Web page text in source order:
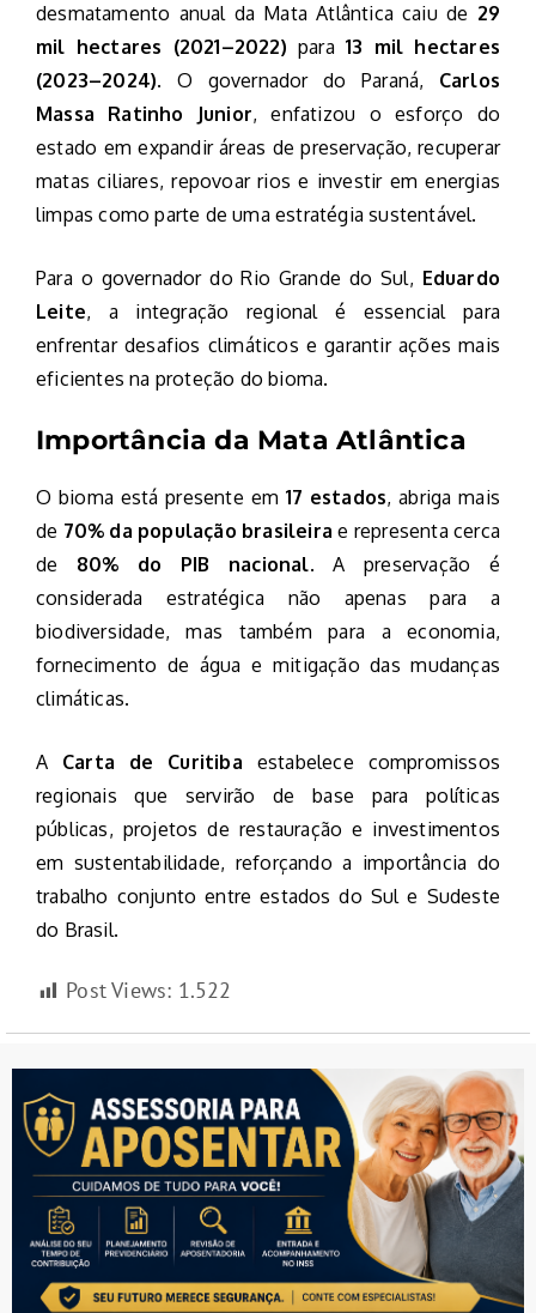
desmatamento anual da Mata Atlântica caiu de 29
mil hectares (2021–2022) para 13 mil hectares
(2023–2024). O governador do Paraná, Carlos
Massa Ratinho Junior, enfatizou o esforço do
estado em expandir áreas de preservação, recuperar
matas ciliares, repovoar rios e investir em energias
limpas como parte de uma estratégia sustentável.
Para o governador do Rio Grande do Sul, Eduardo
Leite, a integração regional é essencial para
enfrentar desafios climáticos e garantir ações mais
eficientes na proteção do bioma.
Importância da Mata Atlântica
O bioma está presente em 17 estados, abriga mais
de 70% da população brasileira e representa cerca
de 80% do PIB nacional. A preservação é
considerada estratégica não apenas para a
biodiversidade, mas também para a economia,
fornecimento de água e mitigação das mudanças
climáticas.
A Carta de Curitiba estabelece compromissos
regionais que servirão de base para políticas
públicas, projetos de restauração e investimentos
em sustentabilidade, reforçando a importância do
trabalho conjunto entre estados do Sul e Sudeste
do Brasil.
Post Views: 1.522